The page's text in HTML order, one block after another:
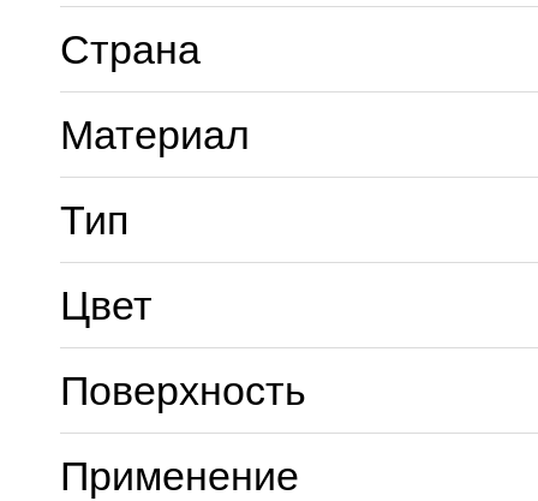
Страна
Материал
Тип
Цвет
Поверхность
Применение